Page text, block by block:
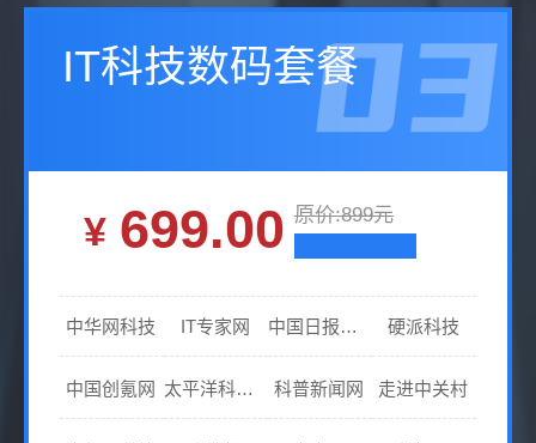
IT科技数码套餐
699.00 原价:899元
中华网科技 IT专家网 中国日报网科技 硬派科技
中国创氪网 太平洋科技网 科普新闻网 走进中关村